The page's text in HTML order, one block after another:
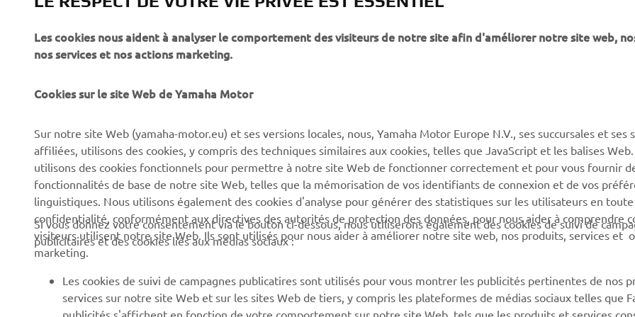
CORPORATE
Événements
Brochures
Travailler chez Yamaha
Devenir concessionnaire
Yamaha « Revs Your Heart
» : Et votre cœur bat plus
PROS & B2B
secours
Professionnels
Robotique
Systèmes pour VAE
Partenariats
Informations techniques
destinées aux revendeurs
Fiche de données de
sécurité Yamalube
PLUS YAMAHA
Yamaha Racing (en)
Yamaha Motor Global (en)
Application mobiles
SUPPORT
Catalogue de pièces
Information sur la gestion
des batteries usagées
Les cookies nous aident à analyser le comportement des visiteurs de notre site afin d'améliorer notre site web,
nos services et nos actions marketing.
Cookies sur le site Web de Yamaha Motor
Sur notre site Web (yamaha-motor.eu) et ses versions locales, nous, Yamaha Motor Europe N.V., ses succursales et ses
affiliées, utilisons des cookies, y compris des techniques similaires aux cookies, telles que JavaScript et les balises
utilisons des cookies fonctionnels pour permettre à notre site Web de fonctionner correctement et pour vous fournir
fonctionnalités de base de notre site Web, telles que la mémorisation de vos identifiants de connexion et de vos
linguistiques. Nous utilisons également des cookies d'analyse pour générer des statistiques sur les utilisateurs en toute
confidentialité, conformément aux directives des autorités de protection des données, pour nous aider à comprendre
visiteurs utilisent notre site Web. Ils sont utilisés pour nous aider à améliorer notre site web, nos produits, services et
marketing.
Si vous donnez votre consentement via le bouton ci-dessous, nous utiliserons également des cookies de suivi de
publicitaires et des cookies liés aux médias sociaux :
Les cookies de suivi de campagnes publicatires sont utilisés pour vous montrer les publicités pertinentes de nos
services sur notre site Web et sur les sites Web de tiers, y compris les plateformes de médias sociaux telles que
publicités s'affichent en fonction de votre comportement sur notre site Web, tels que les produits et services